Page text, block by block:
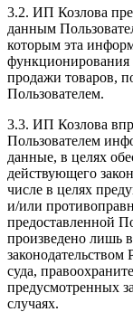
3.2. ИП Козлова
данным
которым эта
функционирования
продажи товаров,
Пользователем.
3.3. ИП Козлова
Пользователем
данные, в целях
действующего
числе в целях
и/или
предоставленной
произведено лишь
суда,
предусмотренных
случаях.